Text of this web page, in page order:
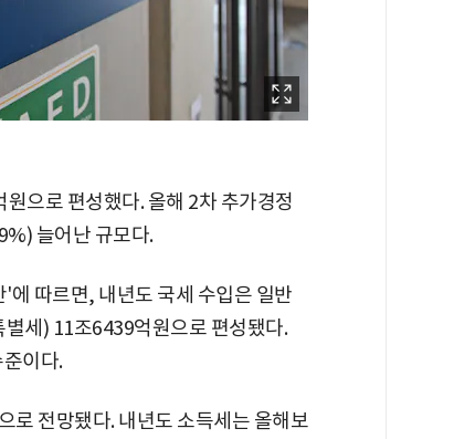
으로 편성했다. 올해 2차 추가경정
늘어난 규모다.
따르면, 내년도 국세 수입은 일반
세) 11조6439억원으로 편성됐다.
이다.
로 전망됐다. 내년도 소득세는 올해보